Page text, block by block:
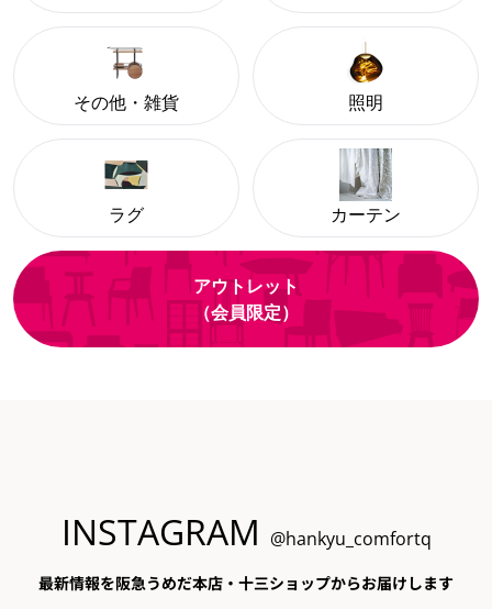
その他・雑貨 照明
ラグ カーテン
アウトレット
（会員限定）
INSTAGRAM @hankyu_comfortq
最新情報を阪急うめだ本店・十三ショップからお届けします